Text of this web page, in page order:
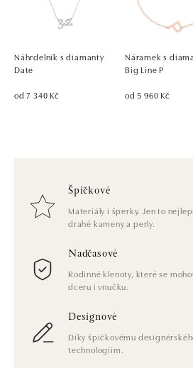
Náhrdelník s diamanty
Date
od 7 340 Kč
Náramek s
Big Line P
od 5 960 Kč
Špičkové
Materiály i šperky. Jen to
drahé kameny a perly.
Nadčasové
Rodinné klenoty, které se
dceru i vnučku.
Designové
Díky špičkovému
technologiím.